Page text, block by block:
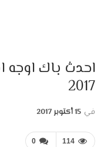
2017
في 15 أكتوبر 2017
0 114